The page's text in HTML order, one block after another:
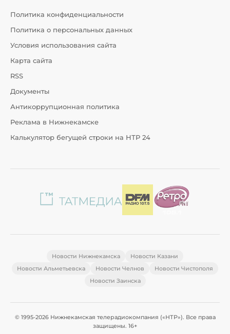
Политика конфиденциальности
Политика о персональных данных
Условия использования сайта
Карта сайта
RSS
Документы
Антикоррупционная политика
Реклама в Нижнекамске
Калькулятор бегущей строки на НТР 24
Новости Нижнекамска
Новости Казани
Новости Альметьевска
Новости Челнов
Новости Чистополя
Новости Заинска
© 1995-2026 Нижнекамская телерадиокомпания («НТР»). Все права
защищены. 16+